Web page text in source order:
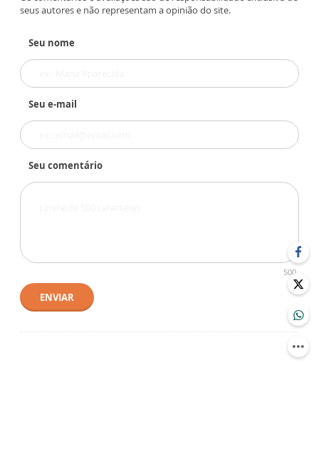
seus autores e não representam a opinião do site.
Seu nome
Seu e-mail
Seu comentário
500
ENVIAR